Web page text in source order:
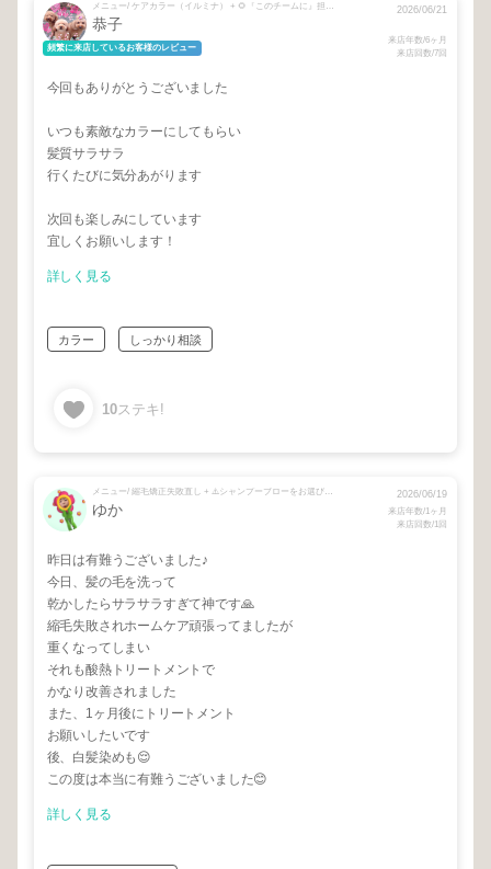
メニュー/ ケアカラー（イルミナ） + 🌻『このチームに』担当された事がある方は必ずご選択下さい🌻 + ヘッドスパ + 前髪カット + カラー + カット➕カラー➕✨インボーン✨5stepトリートメント✨ + ⚠️シャンプーブローをお選びください🙇 + ✨インボーン✨3step or 5stepトリートメント🤩
恭子
頻繁に来店しているお客様のレビュー
2026/06/21
来店年数/6ヶ月
来店回数/7回
今回もありがとうございました
いつも素敵なカラーにしてもらい
髪質サラサラ
行くたびに気分あがります
次回も楽しみにしています
宜しくお願いします！
詳しく見る
カラー しっかり相談
10ステキ!
メニュー/ 縮毛矯正失敗直し + ⚠️シャンプーブローをお選びください🙇
ゆか
2026/06/19
来店年数/1ヶ月
来店回数/1回
昨日は有難うございました♪
今日、髪の毛を洗って
乾かしたらサラサラすぎて神です🙏
縮毛失敗されホームケア頑張ってましたが
重くなってしまい
それも酸熱トリートメントで
かなり改善されました
また、1ヶ月後にトリートメント
お願いしたいです
後、白髪染めも😌
この度は本当に有難うございました😊
詳しく見る